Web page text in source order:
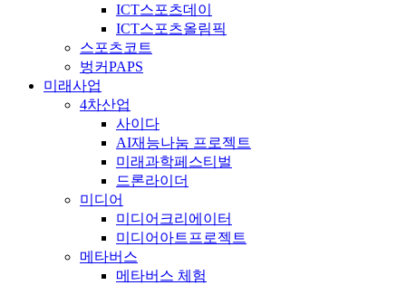
ICT스포츠데이
ICT스포츠올림픽
스포츠코트
벙커PAPS
미래사업
4차산업
사이다
AI재능나눔 프로젝트
미래과학페스티벌
드론라이더
미디어
미디어크리에이터
미디어아트프로젝트
메타버스
메타버스 체험